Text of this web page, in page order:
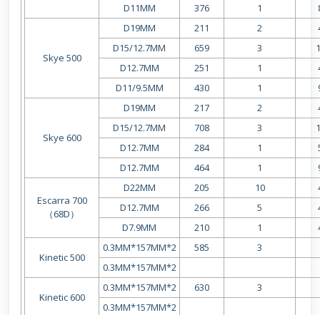
D11MM 376 1
Skye 500
D19MM 211 2
D15/12.7MM
659 3
D12.7MM
251 1
D11/9.5MM
430 1
Skye 600
D19MM 217 2
D15/12.7MM
708 3
D12.7MM
284 1
D12.7MM
464 1
Escarra 700
（68D）
D22MM 205 10
D12.7MM
266 5
D7.9MM
210 1
Kinetic 500
0.3MM*157MM*2 585
3
0.3MM*157MM*2
Kinetic 600
0.3MM*157MM*2 630
3
0.3MM*157MM*2